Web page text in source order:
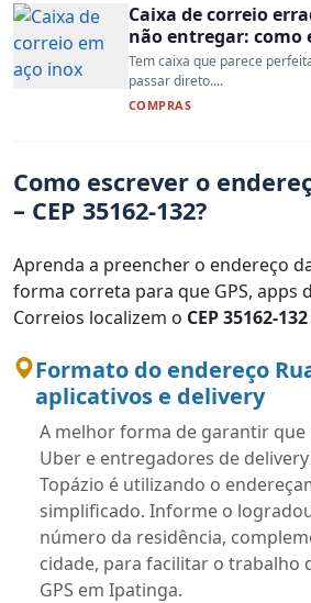
Caixa de correio
não entregar: como
Tem caixa que parece
passar direto....
COMPRAS
Como escrever o
– CEP 35162-132?
Aprenda a preencher o endereço
forma correta para que GPS, apps
Correios localizem o CEP 35162-132
Formato do endereço
aplicativos e delivery
A melhor forma de garantir
Uber e entregadores de
Topázio é utilizando o
simplificado. Informe o
número da residência,
cidade, para facilitar o trabalho
GPS em Ipatinga.